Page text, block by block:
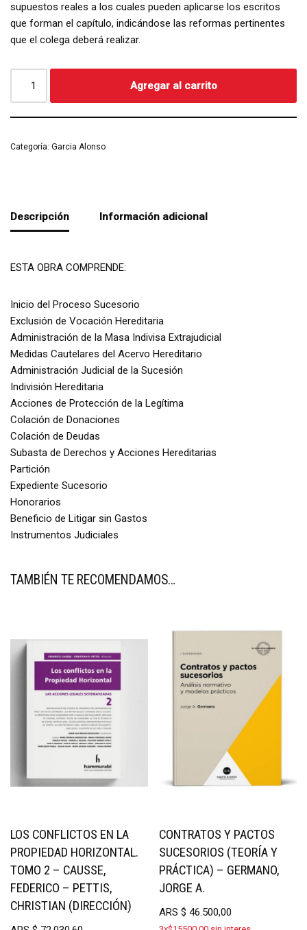
supuestos reales a los cuales pueden aplicarse los escritos
que forman el capítulo, indicándose las reformas pertinentes
que el colega deberá realizar.
Agregar al carrito
Categoría: Garcia Alonso
Descripción Información adicional
ESTA OBRA COMPRENDE:
Inicio del Proceso Sucesorio
Exclusión de Vocación Hereditaria
Administración de la Masa Indivisa Extrajudicial
Medidas Cautelares del Acervo Hereditario
Administración Judicial de la Sucesión
Indivisión Hereditaria
Acciones de Protección de la Legítima
Colación de Donaciones
Colación de Deudas
Subasta de Derechos y Acciones Hereditarias
Partición
Expediente Sucesorio
Honorarios
Beneficio de Litigar sin Gastos
Instrumentos Judiciales
TAMBIÉN TE RECOMENDAMOS…
LOS CONFLICTOS EN LA
PROPIEDAD HORIZONTAL.
TOMO 2 – CAUSSE,
FEDERICO – PETTIS,
CHRISTIAN (DIRECCIÓN)
CONTRATOS Y PACTOS
SUCESORIOS (TEORÍA Y
PRÁCTICA) – GERMANO,
JORGE A.
ARS$ 46.500,00